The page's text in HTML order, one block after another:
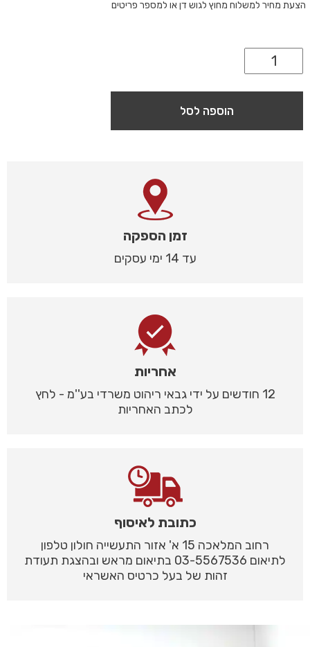
הצעת מחיר למשלוח מחוץ לגוש דן או למספר פריטים
הוספה לסל
זמן הספקה
עד 14 ימי עסקים
אחריות
12 חודשים על ידי גבאי ריהוט משרדי בע''מ - לחץ
לכתב האחריות
כתובת לאיסוף
רחוב המלאכה 15 א' אזור התעשייה חולון טלפון
לתיאום 03-5567536 בתיאום מראש ובהצגת תעודת
זהות של בעל כרטיס האשראי